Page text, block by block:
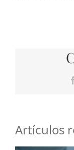
Artículos